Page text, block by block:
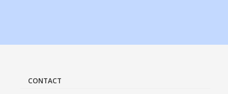
CONTACT